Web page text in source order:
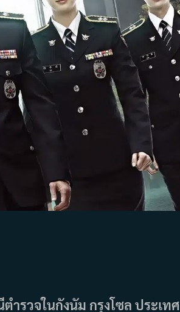
ำรวจในกังนัม กรุงโซล ประเทศ